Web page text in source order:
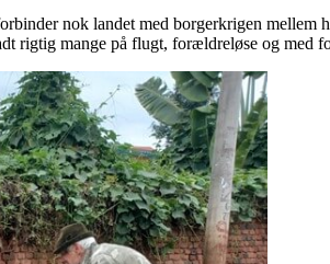
nok landet med borgerkrigen
rigtig mange på flugt, forældreløse og med